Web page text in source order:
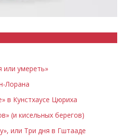
или умереть»
Лорана
в Кунстхаусе Цюриха
(и кисельных берегов)
или Три дня в Гштааде